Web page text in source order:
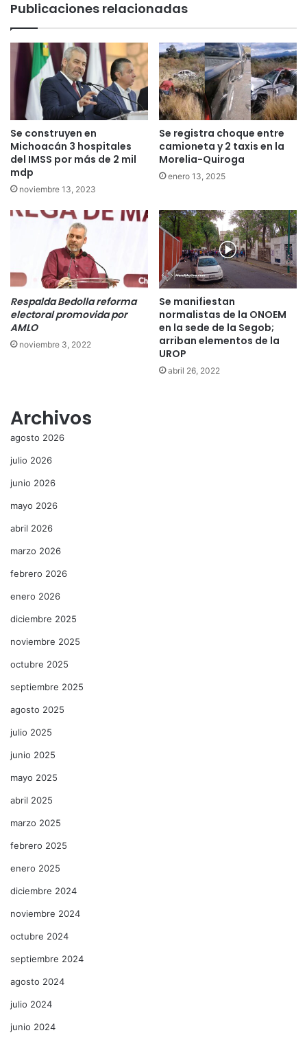
Publicaciones relacionadas
Se construyen en
Michoacán 3 hospitales
del IMSS por más de 2 mil
mdp
noviembre 13, 2023
Se registra choque entre
camioneta y 2 taxis en la
Morelia-Quiroga
enero 13, 2025
Respalda Bedolla reforma
electoral promovida por
AMLO
noviembre 3, 2022
Se manifiestan
normalistas de la ONOEM
en la sede de la Segob;
arriban elementos de la
UROP
abril 26, 2022
Archivos
agosto 2026
julio 2026
junio 2026
mayo 2026
abril 2026
marzo 2026
febrero 2026
enero 2026
diciembre 2025
noviembre 2025
octubre 2025
septiembre 2025
agosto 2025
julio 2025
junio 2025
mayo 2025
abril 2025
marzo 2025
febrero 2025
enero 2025
diciembre 2024
noviembre 2024
octubre 2024
septiembre 2024
agosto 2024
julio 2024
junio 2024